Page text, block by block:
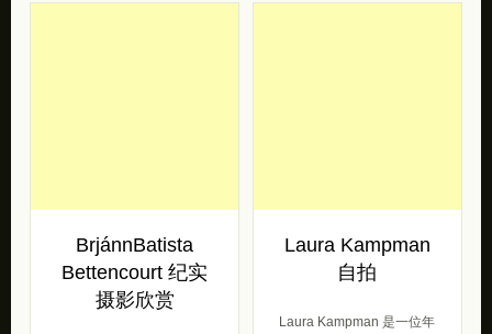
BrjánnBatista
Bettencourt 纪实
摄影欣赏
Laura Kampman
自拍
Laura Kampman 是一位年